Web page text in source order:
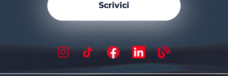
Scrivici